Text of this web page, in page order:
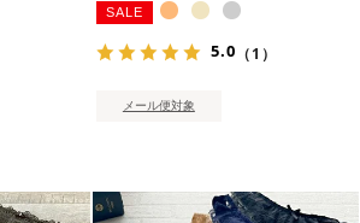
SALE
5.0 （1）
メール便対象